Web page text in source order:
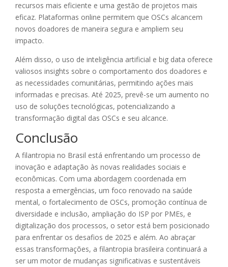
recursos mais eficiente e uma gestão de projetos mais
eficaz. Plataformas online permitem que OSCs alcancem
novos doadores de maneira segura e ampliem seu
impacto.
Além disso, o uso de inteligência artificial e big data oferece
valiosos insights sobre o comportamento dos doadores e
as necessidades comunitárias, permitindo ações mais
informadas e precisas. Até 2025, prevê-se um aumento no
uso de soluções tecnológicas, potencializando a
transformação digital das OSCs e seu alcance.
Conclusão
A filantropia no Brasil está enfrentando um processo de
inovação e adaptação às novas realidades sociais e
econômicas. Com uma abordagem coordenada em
resposta a emergências, um foco renovado na saúde
mental, o fortalecimento de OSCs, promoção contínua de
diversidade e inclusão, ampliação do ISP por PMEs, e
digitalização dos processos, o setor está bem posicionado
para enfrentar os desafios de 2025 e além. Ao abraçar
essas transformações, a filantropia brasileira continuará a
ser um motor de mudanças significativas e sustentáveis